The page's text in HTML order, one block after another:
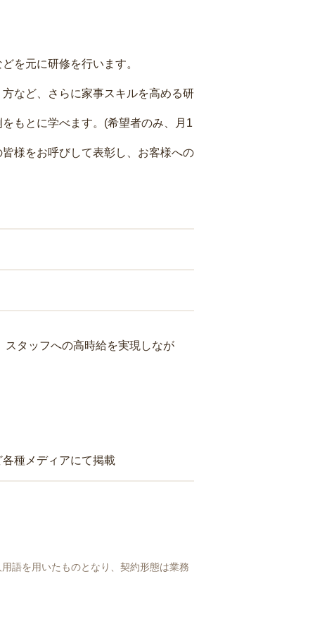
を元に研修を行います。
など、さらに家事スキルを高める研
もとに学べます。(希望者のみ、月1
様をお呼びして表彰し、お客様への
タッフへの高時給を実現しなが
種メディアにて掲載
語を用いたものとなり、契約形態は業務